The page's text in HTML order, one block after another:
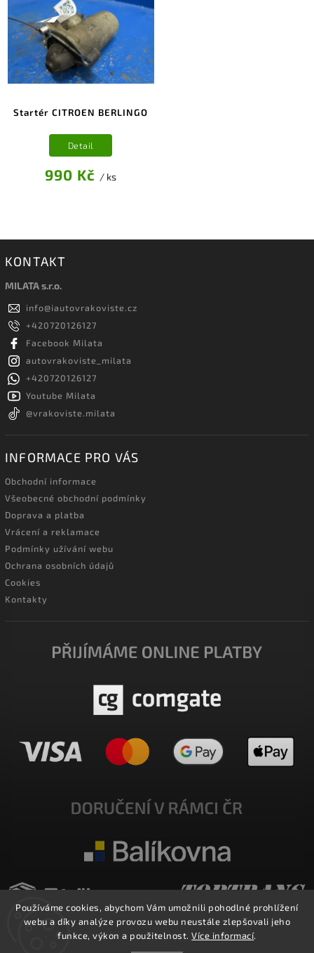
Používáme cookies, abychom Vám umožnili pohodlné prohlížení
webu a díky analýze provozu webu neustále zlepšovali jeho
funkce, výkon a použitelnost.Více informací.
Startér CITROEN BERLINGO
990 Kč / ks
Detail
KONTAKT
MILATA s.r.o.
info@iautovrakoviste.cz
+420720126127
Facebook Milata
autovrakoviste_milata
+420720126127
Youtube Milata
@vrakoviste.milata
INFORMACE PRO VÁS
Obchodní informace
Všeobecné obchodní podmínky
Doprava a platba
Vrácení a reklamace
Podmínky užívání webu
Ochrana osobních údajů
Cookies
Kontakty